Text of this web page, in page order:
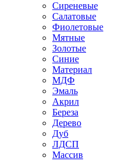
Сиреневые
Салатовые
Фиолетовые
Мятные
Золотые
Синие
Материал
МДФ
Эмаль
Акрил
Береза
Дерево
Дуб
ЛДСП
Массив